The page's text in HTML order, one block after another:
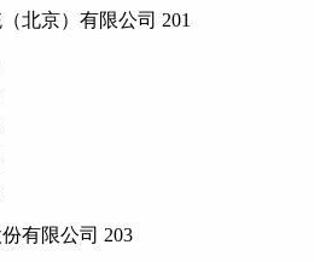
北京）有限公司 201
有限公司 203